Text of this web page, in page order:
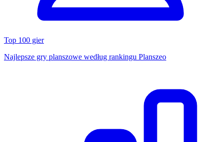
Top 100 gier
Najlepsze gry planszowe według rankingu Planszeo